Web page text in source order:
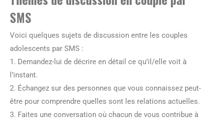
SMS
Voici quelques sujets de discussion entre les couples
adolescents par SMS :
1. Demandez-lui de décrire en détail ce qu’il/elle voit à
l’instant.
2. Échangez sur des personnes que vous connaissez peut-
être pour comprendre quelles sont les relations actuelles.
3. Faites une conversation où chacun de vous contribue à